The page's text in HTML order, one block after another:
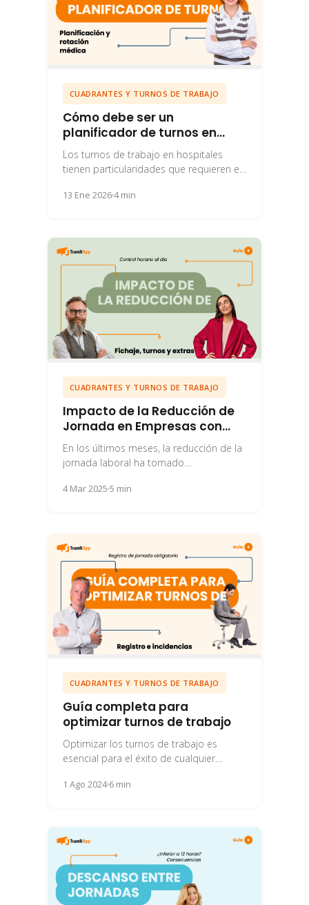
CUADRANTES Y TURNOS DE TRABAJO
Cómo debe ser un
planificador de turnos en
hospitales
Los turnos de trabajo en hospitales
tienen particularidades que requieren el
avanzado.
13 Ene 20264 min
CUADRANTES Y TURNOS DE TRABAJO
Impacto de la Reducción de
Jornada en Empresas con
Turnos
En los últimos meses, la reducción de la
jornada laboral ha tomado
especialmente con la...
4 Mar 2025 5 min
CUADRANTES Y TURNOS DE TRABAJO
Guía completa para
optimizar turnos de trabajo
Optimizar los turnos de trabajo es
esencial para el éxito de cualquier
debes tener...
1 Ago 20246 min